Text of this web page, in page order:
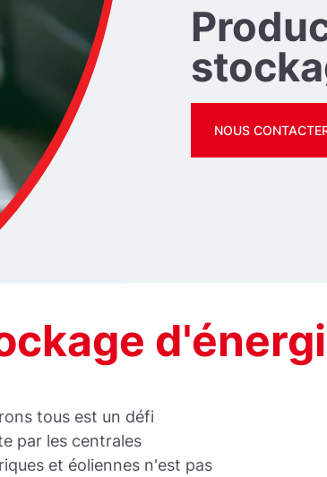
NOUS
tous est un défi
par les centrales
et éoliennes n'est pas